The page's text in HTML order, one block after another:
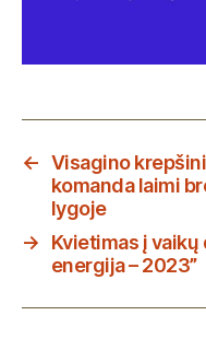
← Visagino
komanda laimi
lygoje
→
Kvietimas į
energija – 2023”